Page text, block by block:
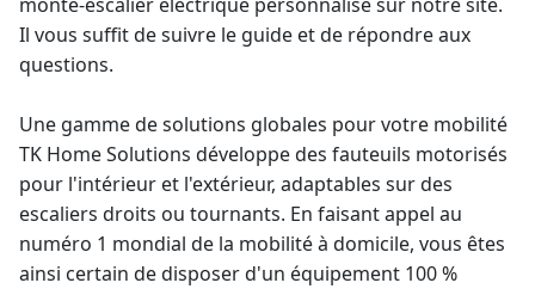
Il vous suffit de suivre le guide et de répondre aux
questions.
Une gamme de solutions globales pour votre mobilité
TK Home Solutions développe des fauteuils motorisés
pour l'intérieur et l'extérieur, adaptables sur des
escaliers droits ou tournants. En faisant appel au
numéro 1 mondial de la mobilité à domicile, vous êtes
ainsi certain de disposer d'un équipement 100 %